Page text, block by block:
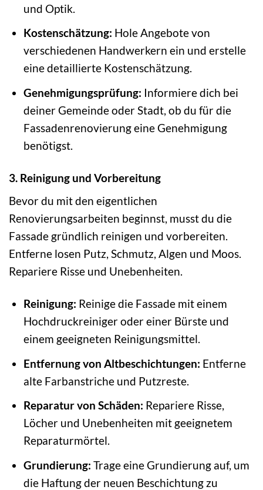
und Optik.
Kostenschätzung: Hole Angebote von
verschiedenen Handwerkern ein und erstelle
eine detaillierte Kostenschätzung.
Genehmigungsprüfung: Informiere dich bei
deiner Gemeinde oder Stadt, ob du für die
Fassadenrenovierung eine Genehmigung
benötigst.
3. Reinigung und Vorbereitung
Bevor du mit den eigentlichen
Renovierungsarbeiten beginnst, musst du die
Fassade gründlich reinigen und vorbereiten.
Entferne losen Putz, Schmutz, Algen und Moos.
Repariere Risse und Unebenheiten.
Reinigung: Reinige die Fassade mit einem
Hochdruckreiniger oder einer Bürste und
einem geeigneten Reinigungsmittel.
Entfernung von Altbeschichtungen: Entferne
alte Farbanstriche und Putzreste.
Reparatur von Schäden: Repariere Risse,
Löcher und Unebenheiten mit geeignetem
Reparaturmörtel.
Grundierung: Trage eine Grundierung auf, um
die Haftung der neuen Beschichtung zu